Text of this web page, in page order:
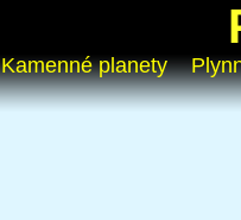
Kamenné planety